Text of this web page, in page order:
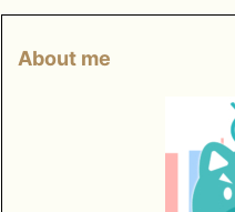
About me